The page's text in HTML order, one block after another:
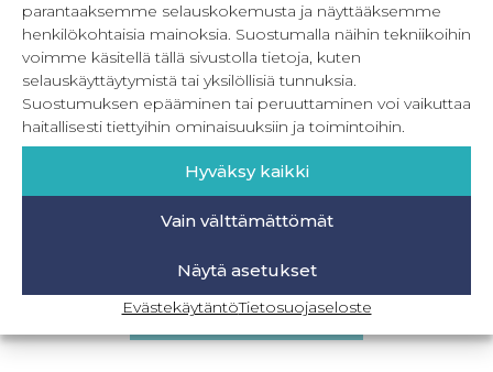
parantaaksemme selauskokemusta ja näyttääksemme
henkilökohtaisia mainoksia. Suostumalla näihin tekniikoihin
voimme käsitellä tällä sivustolla tietoja, kuten
selauskäyttäytymistä tai yksilöllisiä tunnuksia.
Suostumuksen epääminen tai peruuttaminen voi vaikuttaa
haitallisesti tiettyihin ominaisuuksiin ja toimintoihin.
Hyväksy kaikki
Vain välttämättömät
Näytä asetukset
EvästekäytäntöTietosuojaseloste
PDF New Moon 32-56
8,90€ – 19,90€ Sis. ALV
Valitse vaihtoehdoista